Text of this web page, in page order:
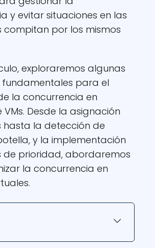
y evitar situaciones en las
compitan por los mismos
exploraremos algunas
para el
la concurrencia en
VMs. Desde la asignación
hasta la detección de
y la implementación
de prioridad, abordaremos
la concurrencia en